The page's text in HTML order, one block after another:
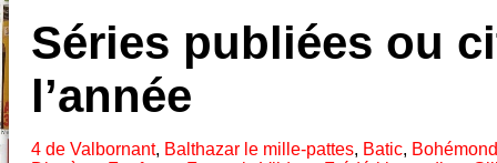
Séries publiées ou
l’année
4 de Valbornant, Balthazar le mille-pattes, Batic,